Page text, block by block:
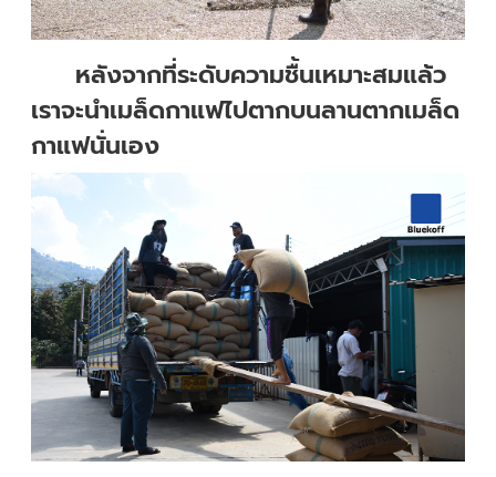
หลังจากที่ระดับความชื้นเหมาะสมแล้ว
เราจะนำเมล็ดกาแฟไปตากบนลานตากเมล็ด
กาแฟนั่นเอง